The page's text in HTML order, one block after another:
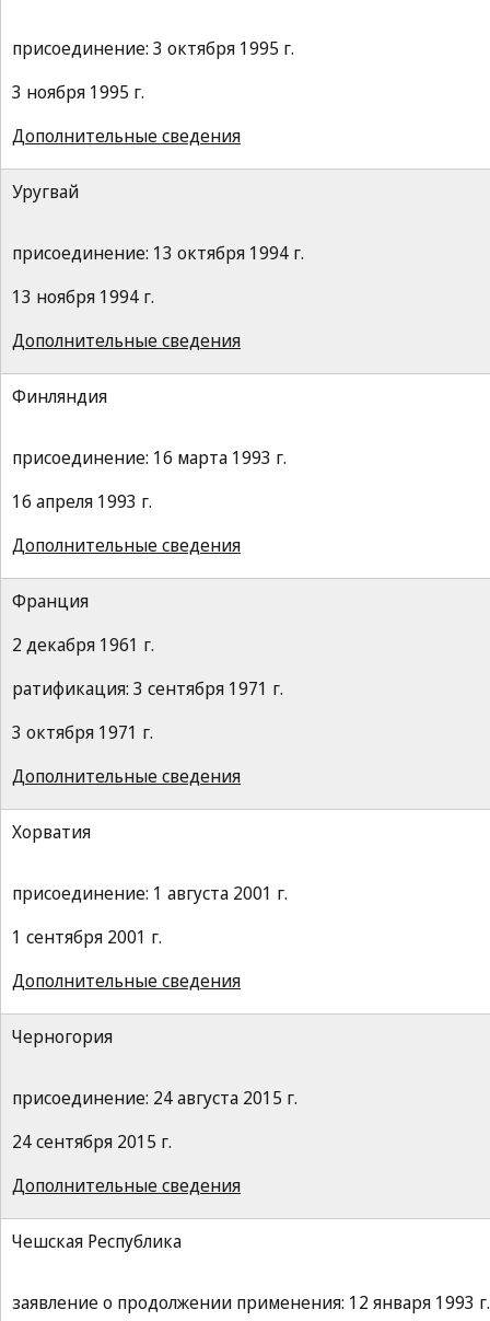
присоединение: 3 октября 1995 г.
3 ноября 1995 г.
Дополнительные сведения
Уругвай
присоединение: 13 октября 1994 г.
13 ноября 1994 г.
Дополнительные сведения
Финляндия
присоединение: 16 марта 1993 г.
16 апреля 1993 г.
Дополнительные сведения
Франция
2 декабря 1961 г.
ратификация: 3 сентября 1971 г.
3 октября 1971 г.
Дополнительные сведения
Хорватия
присоединение: 1 августа 2001 г.
1 сентября 2001 г.
Дополнительные сведения
Черногория
присоединение: 24 августа 2015 г.
24 сентября 2015 г.
Дополнительные сведения
Чешская Республика
заявление о продолжении применения: 12 января 1993 г.